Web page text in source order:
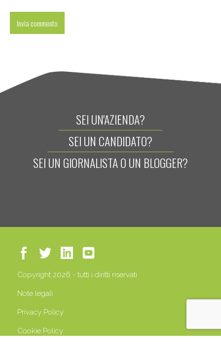
SEI UN'AZIENDA?
SEI UN CANDIDATO?
SEI UN GIORNALISTA O UN BLOGGER?
Copyright 2026 - tutti i diritti riservati
Note legali
Privacy Policy
Cookie Policy